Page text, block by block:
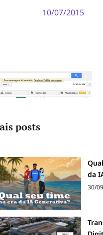
10/07/2015
posts
da
30/